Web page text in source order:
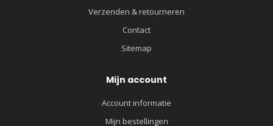
Verzenden & retourneren
Contact
Sitemap
Mijn account
Account informatie
Mijn bestellingen